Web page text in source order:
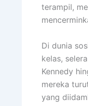
terampil,
Di dunia
kelas,
Kennedy
mereka
yang